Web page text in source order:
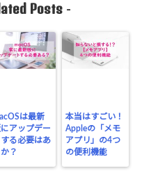
Posts-
は最新
アップデー
する必要はあ
？
本当はすごい！
Appleの「メモ
アプリ」の4つ
の便利機能